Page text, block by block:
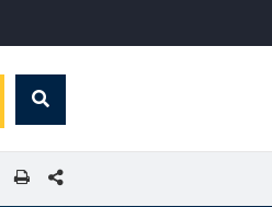
global
Search
SHARE THIS PAGE